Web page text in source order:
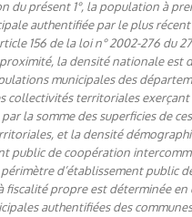
du présent 1°, la population à
authentifiée par le plus
156 de la loi n° 2002-276 du
la densité nationale est
municipales des
collectivités territoriales
la somme des superficies de
et la densité
public de coopération
d’établissement public
fiscalité propre est déterminée en
authentifiées des